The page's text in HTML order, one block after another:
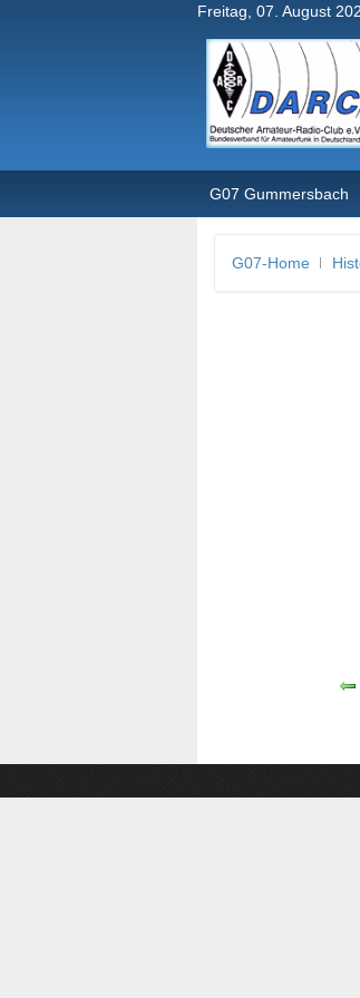
Freitag, 07. August
G07 Gummersbach
G07-Home